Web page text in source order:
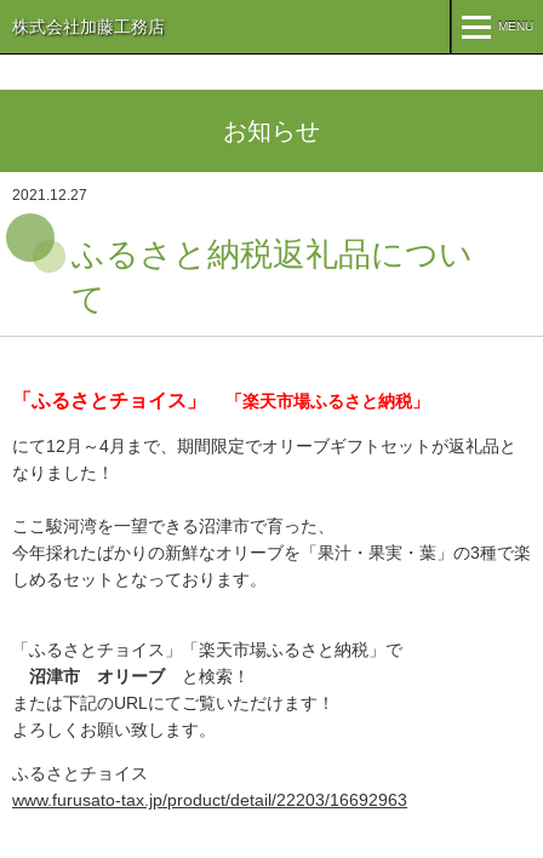
株式会社加藤工務店 MENU
コンセプト
組織
施工実績
公共施設 PFI事業
注文住宅
採用情報
代表メッセージ
募集要項
お知らせ
2021.12.27
ふるさと納税返礼品につい
て
「ふるさとチョイス」 「楽天市場ふるさと納税」
にて12月～4月まで、期間限定でオリーブギフトセットが返礼品と
なりました！
ここ駿河湾を一望できる沼津市で育った、
今年採れたばかりの新鮮なオリーブを「果汁・果実・葉」の3種で楽
しめるセットとなっております。
「ふるさとチョイス」「楽天市場ふるさと納税」で
沼津市 オリーブと検索！
または下記のURLにてご覧いただけます！
よろしくお願い致します。
ふるさとチョイス
www.furusato-tax.jp/product/detail/22203/16692963